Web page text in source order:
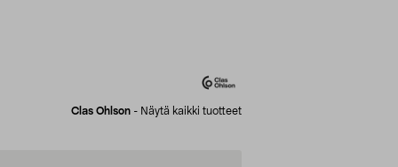
Clas Ohlson - Näytä kaikki tuotteet